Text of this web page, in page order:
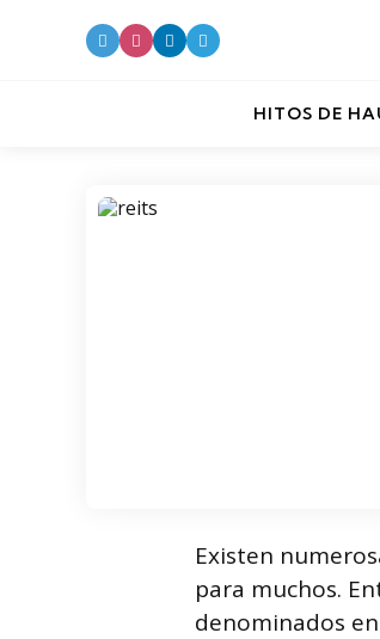
HITOS DE
Existen
para muchos.
denominados